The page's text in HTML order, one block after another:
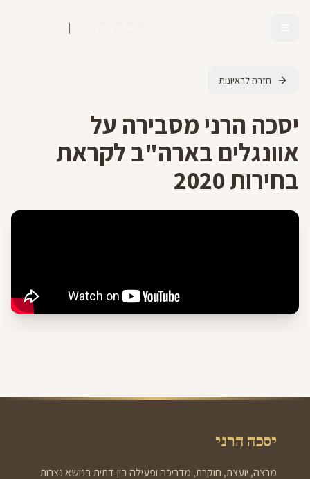
|
חזרה לראיונות
יסכה הרני מסבירה על
אוונגלים בארה"ב לקראת
בחירות 2020
יסכה הרני
מרצה, יועצת, חוקרת, מדריכה ופעילה בין-דתית בנושא נצרות